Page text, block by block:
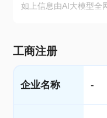
如上信息由AI大模型全
工商注册
企业名称 -